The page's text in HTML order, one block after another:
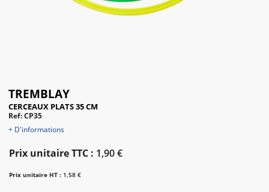
TREMBLAY
CERCEAUX PLATS 35 CM
Ref: CP35
+ D'informations
Prix unitaire TTC : 1,90 €
Prix unitaire HT : 1,58 €